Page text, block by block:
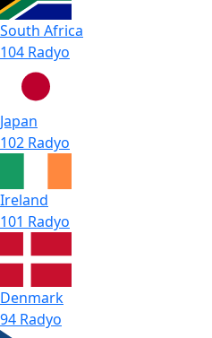
South Africa
104 Radyo
Japan
102 Radyo
Ireland
101 Radyo
Denmark
94 Radyo